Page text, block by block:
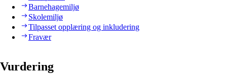
Barnehagemiljø
Skolemiljø
Tilpasset opplæring og inkludering
Fravær
Vurdering